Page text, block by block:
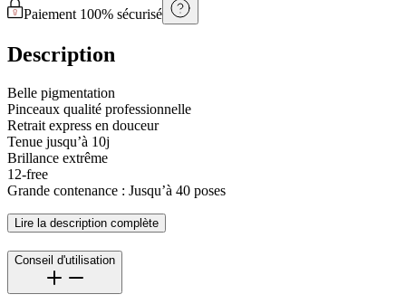
Paiement 100% sécurisé
Description
Belle pigmentation
Pinceaux qualité professionnelle
Retrait express en douceur
Tenue jusqu’à 10j
Brillance extrême
12-free
Grande contenance : Jusqu’à 40 poses
Lire la description complète
Conseil d'utilisation